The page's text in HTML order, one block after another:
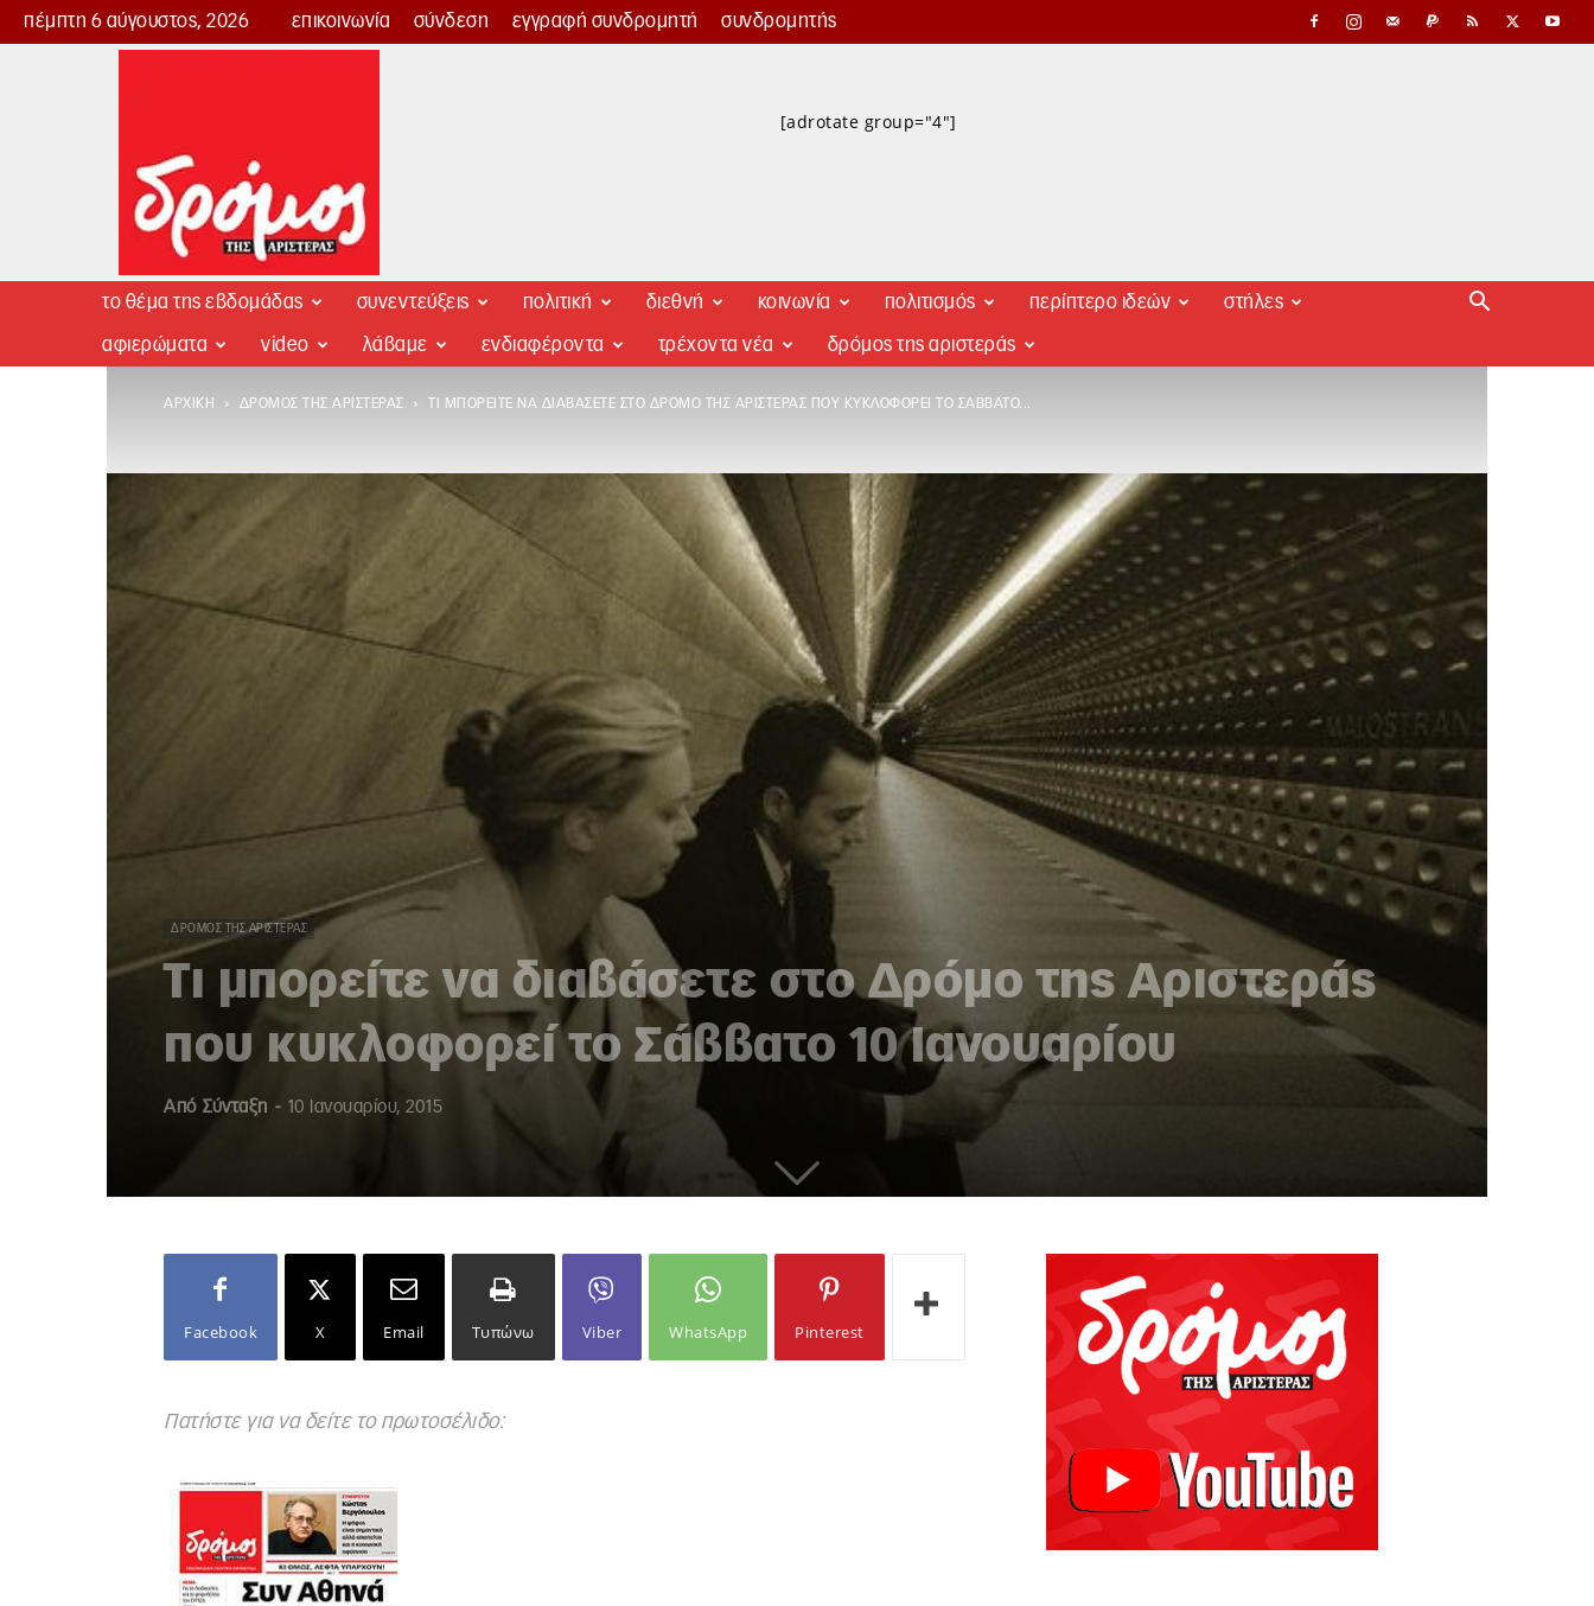
πέμπτη 6 αύγουστος, 2026 επικοινωνία σύνδεση εγγραφή συνδρομητή συνδρομητής
Δρόμος
[adrotate group="4"]
το θέμα της εβδομάδας συνεντεύξεις πολιτική διεθνή κοινωνία πολιτισμός περίπτερο ιδεών στήλες
αφιερώματα video λάβαμε ενδιαφέροντα τρέχοντα νέα δρόμος της αριστεράς
ΑΡΧΙΚΉ ΔΡΌΜΟΣ ΤΗΣ ΑΡΙΣΤΕΡΆΣ ΤΙ ΜΠΟΡΕΊΤΕ ΝΑ ΔΙΑΒΆΣΕΤΕ ΣΤΟ ΔΡΌΜΟ ΤΗΣ ΑΡΙΣΤΕΡΆΣ ΠΟΥ ΚΥΚΛΟΦΟΡΕΊ ΤΟ ΣΆΒΒΑΤΟ...
ΔΡΌΜΟΣ ΤΗΣ ΑΡΙΣΤΕΡΆΣ
Τι μπορείτε να διαβάσετε στο Δρόμο της Αριστεράς
που κυκλοφορεί το Σάββατο 10 Ιανουαρίου
Από Σύνταξη - 10 Ιανουαρίου, 2015
Facebook X Email Τυπώνω Viber WhatsApp Pinterest
Πατήστε για να δείτε το πρωτοσέλιδο: